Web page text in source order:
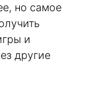
но самое
и
другие